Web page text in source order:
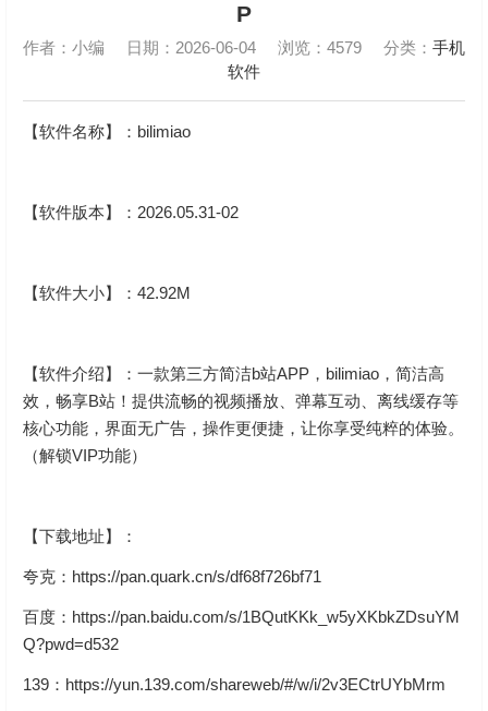
P
作者：小编 日期：2026-06-04 浏览：4579 分类： 手机
软件
【软件名称】：bilimiao
【软件版本】：2026.05.31-02
【软件大小】：42.92M
【软件介绍】：一款第三方简洁b站APP，bilimiao，简洁高
效，畅享B站！提供流畅的视频播放、弹幕互动、离线缓存等
核心功能，界面无广告，操作更便捷，让你享受纯粹的体验。
（解锁VIP功能）
【下载地址】：
夸克：https://pan.quark.cn/s/df68f726bf71
百度：https://pan.baidu.com/s/1BQutKKk_w5yXKbkZDsuYM
Q?pwd=d532
139： https://yun.139.com/shareweb/#/w/i/2v3ECtrUYbMrm